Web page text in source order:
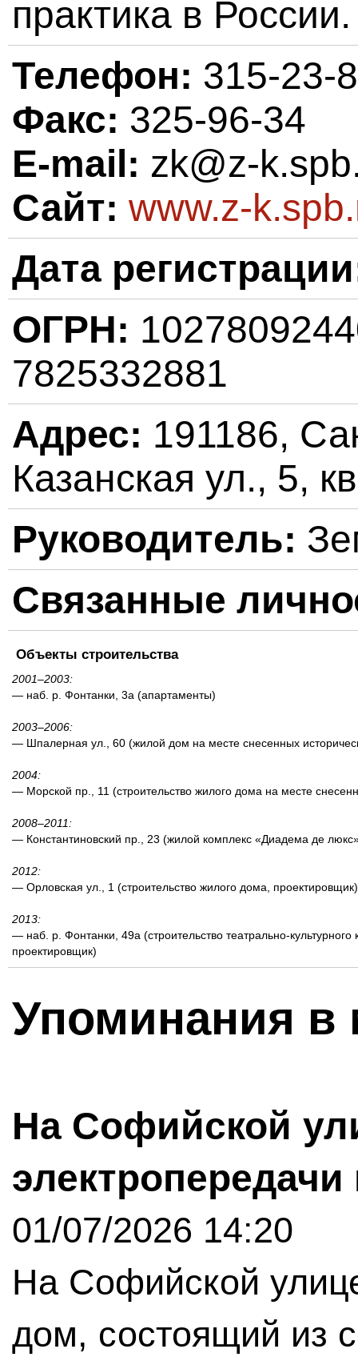
практика в России.
Телефон: 315-23-
Факс: 325-96-34
E-mail: zk@z-
Сайт: www.z-
Дата
ОГРН:
7825332881
Адрес: 191186,
Казанская ул., 5,
Руководитель:
Связанные
Объекты строительства
2001–2003:
— наб. р. Фонтанки, 3а (апартаменты)
2003–2006:
— Шпалерная ул., 60 (жилой дом на месте снесенных
2004:
— Морской пр., 11 (строительство жилого дома на месте
2008–2011:
— Константиновский пр., 23 (жилой комплекс «Диадема де
2012:
— Орловская ул., 1 (строительство жилого дома, проектировщик)
2013:
— наб. р. Фонтанки, 49а (строительство театрально-
проектировщик)
Упоминания в
На Софийской
01/07/2026 14:20
На Софийской
дом, состоящий из